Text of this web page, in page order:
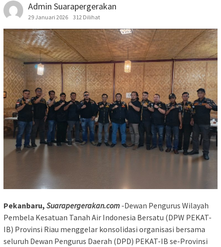
Admin Suarapergerakan
29 Januari 2026 312 Dilihat
Pekanbaru, Suarapergerakan.com -Dewan Pengurus Wilayah
Pembela Kesatuan Tanah Air Indonesia Bersatu (DPW PEKAT-
IB) Provinsi Riau menggelar konsolidasi organisasi bersama
seluruh Dewan Pengurus Daerah (DPD) PEKAT-IB se-Provinsi